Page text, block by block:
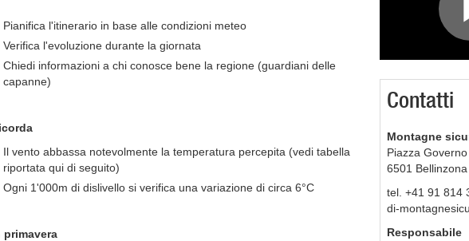
Pianifica l'itinerario in base alle condizioni meteo
Verifica l'evoluzione durante la giornata
Chiedi informazioni a chi conosce bene la regione (guardiani delle
capanne)
Il vento abbassa notevolmente la temperatura percepita (vedi tabella
riportata qui di seguito)
Ogni 1'000m di dislivello si verifica una variazione di circa 6°C
primavera
Contatti
Montagne
Piazza Governo
6501 Bellinzona
tel. +41 91 814
di-
Responsabile